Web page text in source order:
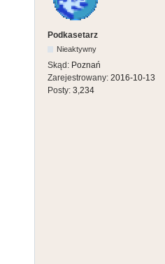
Podkasetarz
Nieaktywny
Skąd: Poznań
Zarejestrowany: 2016-10-13
Posty: 3,234